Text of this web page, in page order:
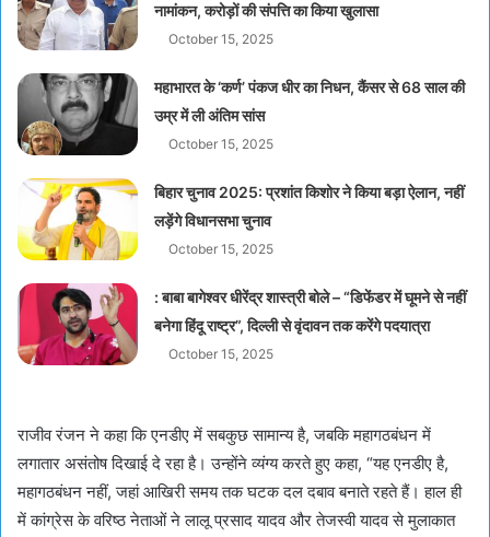
नामांकन, करोड़ों की संपत्ति का किया खुलासा
October 15, 2025
महाभारत के ‘कर्ण’ पंकज धीर का निधन, कैंसर से 68 साल की
उम्र में ली अंतिम सांस
October 15, 2025
बिहार चुनाव 2025: प्रशांत किशोर ने किया बड़ा ऐलान, नहीं
लड़ेंगे विधानसभा चुनाव
October 15, 2025
: बाबा बागेश्वर धीरेंद्र शास्त्री बोले – “डिफेंडर में घूमने से नहीं
बनेगा हिंदू राष्ट्र”, दिल्ली से वृंदावन तक करेंगे पदयात्रा
October 15, 2025
राजीव रंजन ने कहा कि एनडीए में सबकुछ सामान्य है, जबकि महागठबंधन में
लगातार असंतोष दिखाई दे रहा है। उन्होंने व्यंग्य करते हुए कहा, “यह एनडीए है,
महागठबंधन नहीं, जहां आखिरी समय तक घटक दल दबाव बनाते रहते हैं। हाल ही
में कांग्रेस के वरिष्ठ नेताओं ने लालू प्रसाद यादव और तेजस्वी यादव से मुलाकात